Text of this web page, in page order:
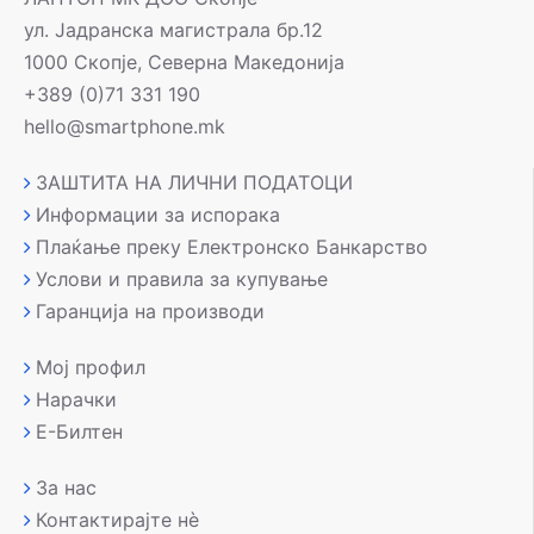
ул. Јадранска магистрала бр.12
1000 Скопје, Северна Македонија
+389 (0)71 331 190
hello@smartphone.mk
ЗАШТИТА НА ЛИЧНИ ПОДАТОЦИ
Информации за испорака
Плаќање преку Електронско Банкарство
Услови и правила за купување
Гаранција на производи
Мој профил
Нарачки
Е-Билтен
За нас
Контактирајте нè